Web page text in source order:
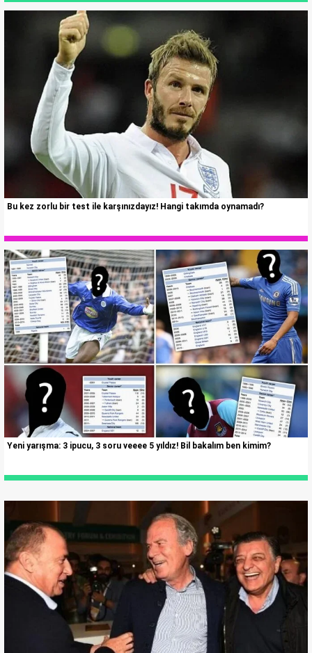
Bu kez zorlu bir test ile karşınızdayız! Hangi takımda oynamadı?
Yeni yarışma: 3 ipucu, 3 soru veeee 5 yıldız! Bil bakalım ben kimim?